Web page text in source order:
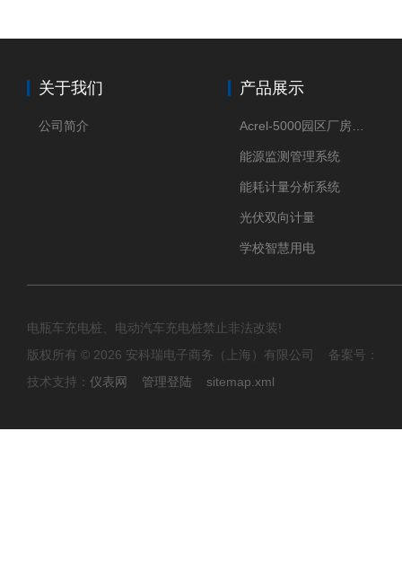
关于我们
公司简介
产品展示
能源监测管理系统
能耗计量分析系统
光伏双向计量
学校智慧用电
电瓶车充电桩、电动汽车充电桩禁止非法改装!
版权所有 © 2026 安科瑞电子商务（上海）有限公司 备案号：
技术支持： 仪表网 管理登陆 sitemap.xml